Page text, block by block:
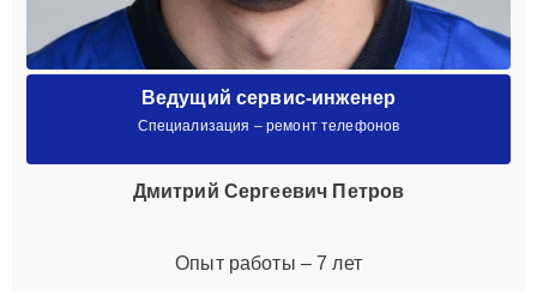
Ведущий сервис-инженер
Специализация – ремонт телефонов
Дмитрий Сергеевич Петров
Опыт работы – 7 лет